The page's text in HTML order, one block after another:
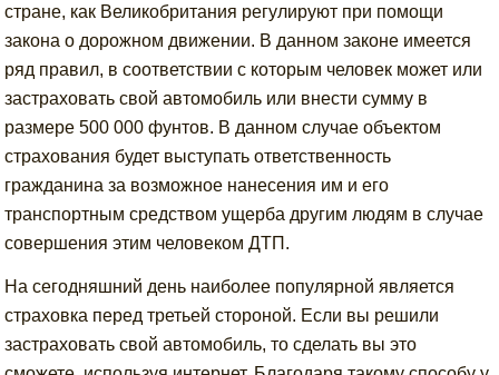
стране, как Великобритания регулируют при помощи
закона о дорожном движении. В данном законе имеется
ряд правил, в соответствии с которым человек может или
застраховать свой автомобиль или внести сумму в
размере 500 000 фунтов. В данном случае объектом
страхования будет выступать ответственность
гражданина за возможное нанесения им и его
транспортным средством ущерба другим людям в случае
совершения этим человеком ДТП.
На сегодняшний день наиболее популярной является
страховка перед третьей стороной. Если вы решили
застраховать свой автомобиль, то сделать вы это